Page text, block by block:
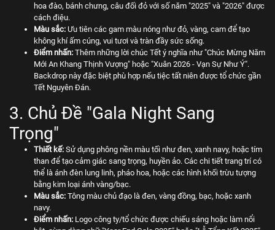
hoa đào, bánh chưng, câu đối đỏ với số năm "2025" và "2026" được
cách điệu.
Màu sắc: Ưu tiên các gam màu nóng như đỏ, vàng, cam để tạo
không khí ấm cúng, vui tươi và tràn đầy sức sống.
Điểm nhấn: Thêm những lời chúc Tết ý nghĩa như "Chúc Mừng Năm
Mới An Khang Thịnh Vượng" hoặc "Xuân 2026 - Vạn Sự Như Ý".
Backdrop này đặc biệt phù hợp nếu tiệc tất niên được tổ chức gần
Tết Nguyên Đán.
3. Chủ Đề "Gala Night Sang
Trọng"
Thiết kế: Sử dụng phông nền màu tối như đen, xanh navy, hoặc tím
than để tạo cảm giác sang trọng, huyền ảo. Các chi tiết trang trí có
thể là ánh đèn lung linh, pháo hoa, hoặc các hình khối trừu tượng
bằng kim loại ánh vàng/bạc.
Màu sắc: Tông màu chủ đạo là đen, vàng đồng, bạc, hoặc xanh
navy.
Điểm nhấn: Logo công ty/tổ chức được chiếu sáng hoặc làm nổi